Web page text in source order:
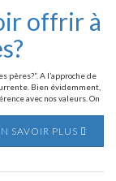
offrir à
pères?”. A l’approche de
Bien évidemment,
avec nos valeurs. On
SAVOIR PLUS